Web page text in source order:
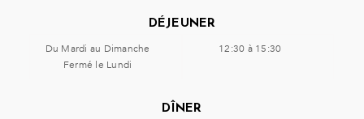
DÉJEUNER
Du Mardi au Dimanche
Fermé le Lundi
12:30 à 15:30
DÎNER